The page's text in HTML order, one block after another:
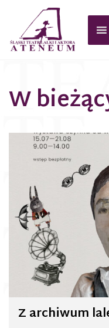
W
Z archiwum